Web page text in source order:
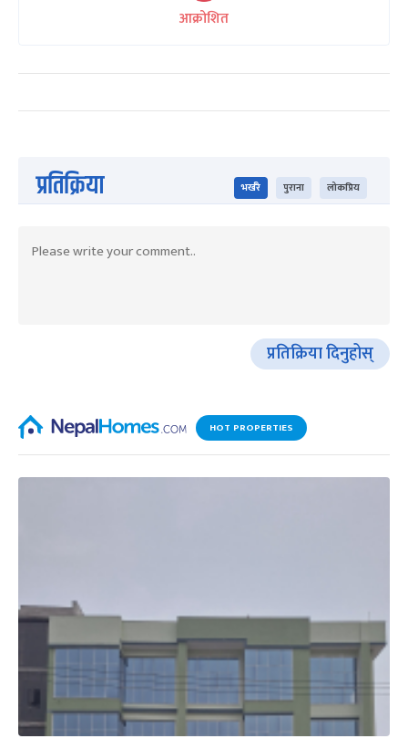
आक्रोशित
प्रतिक्रिया भर्खरै पुराना लोकप्रिय
प्रतिक्रिया दिनुहोस्
HOT PROPERTIES